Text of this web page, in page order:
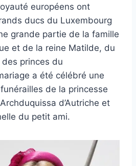
européens ont
ducs du Luxembourg
grande partie de la famille
et de la reine Matilde, du
princes du
a été célébré une
de la princesse
d’Autriche et
du petit ami.